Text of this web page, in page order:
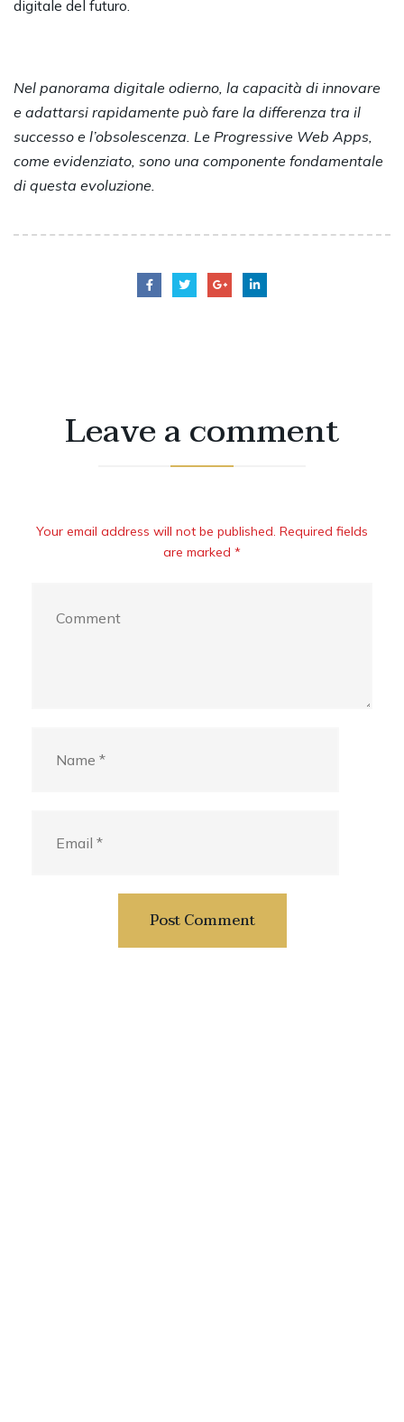
digitale del futuro.
Nel panorama digitale odierno, la capacità di innovare
e adattarsi rapidamente può fare la differenza tra il
successo e l’obsolescenza. Le Progressive Web Apps,
come evidenziato, sono una componente fondamentale
di questa evoluzione.
Leave a comment
Your email address will not be published. Required fields
are marked *